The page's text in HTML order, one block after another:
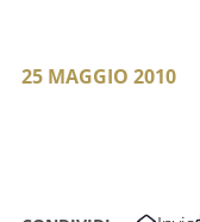
25 MAGGIO 2010